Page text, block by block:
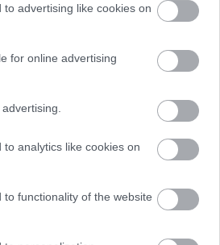
advertising like cookies on
for online advertising
analytics like cookies on
functionality of the website
arī